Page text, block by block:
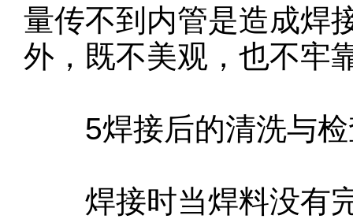
量传不到内管是造成焊
外，既不美观，也不牢
5焊接后的清洗与检
焊接时当焊料没有完